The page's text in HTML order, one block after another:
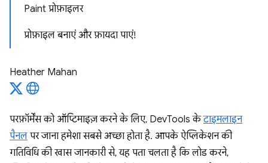
Paint प्रोफ़ाइलर
प्रोफ़ाइल बनाएं और फ़ायदा पाएं!
Heather Mahan
परफ़ॉर्मेंस को ऑप्टिमाइज़ करने के लिए, DevTools केटाइमलाइन
पैनल पर जाना हमेशा सबसे अच्छा होता है. आपके ऐप्लिकेशन की
गतिविधि की खास जानकारी से, यह पता चलता है कि लोड करने,